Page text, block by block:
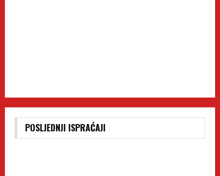
POSLJEDNJI ISPRAĆAJI